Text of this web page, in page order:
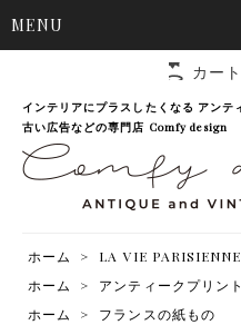
MENU
カー
インテリアにプラスしたくなる アンテ
古い広告などの専門店 Comfy design
ホーム >
LA VIE PARISIENNE
ホーム
>
アンティークプリント
ホーム
>
フランスの紙もの